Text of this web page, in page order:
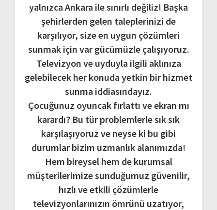
yalnızca Ankara ile sınırlı değiliz! Başka
şehirlerden gelen taleplerinizi de
karşılıyor, size en uygun çözümleri
sunmak için var gücümüzle çalışıyoruz.
Televizyon ve uyduyla ilgili aklınıza
gelebilecek her konuda yetkin bir hizmet
sunma iddiasındayız.
Çocuğunuz oyuncak fırlattı ve ekran mı
karardı? Bu tür problemlerle sık sık
karşılaşıyoruz ve neyse ki bu gibi
durumlar bizim uzmanlık alanımızda!
Hem bireysel hem de kurumsal
müşterilerimize sunduğumuz güvenilir,
hızlı ve etkili çözümlerle
televizyonlarınızın ömrünü uzatıyor,